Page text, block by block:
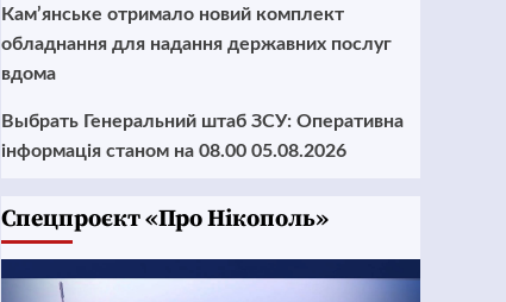
Кам’янське отримало новий комплект
обладнання для надання державних послуг
вдома
Выбрать Генеральний штаб ЗСУ: Оперативна
інформація станом на 08.00 05.08.2026
Cпецпроєкт «Про Нікополь»